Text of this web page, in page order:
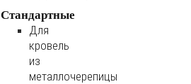
Стандартные
Для
кровель
из
металлочерепицы